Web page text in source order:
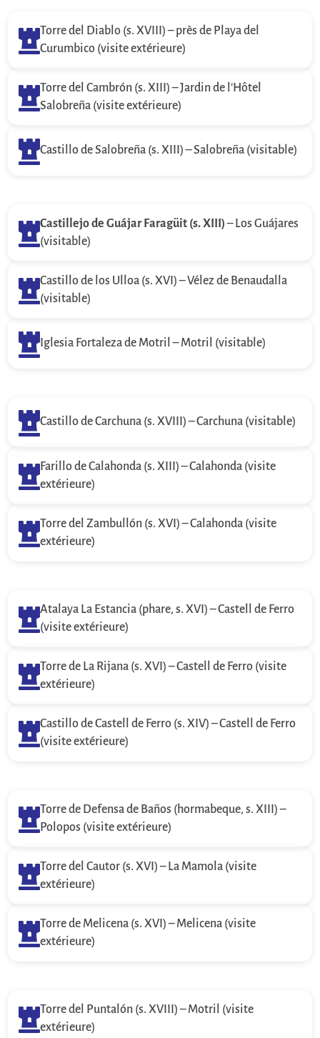
Torre del Diablo (s. XVIII) – près de Playa del
Curumbico (visite extérieure)
Torre del Cambrón (s. XIII) – Jardin de l'Hôtel
Salobreña (visite extérieure)
Castillo de Salobreña (s. XIII) – Salobreña (visitable)
Castillejo de Guájar Faragüit (s. XIII)– Los Guájares
(visitable)
Castillo de los Ulloa (s. XVI) – Vélez de Benaudalla
(visitable)
 Iglesia Fortaleza de Motril – Motril (visitable)
Castillo de Carchuna (s. XVIII) – Carchuna (visitable)
Farillo de Calahonda (s. XIII) – Calahonda (visite
extérieure)
Torre del Zambullón (s. XVI) – Calahonda (visite
extérieure)
Atalaya La Estancia (phare, s. XVI) – Castell de Ferro
(visite extérieure)
Torre de La Rijana (s. XVI) – Castell de Ferro (visite
extérieure)
Castillo de Castell de Ferro (s. XIV) – Castell de Ferro
(visite extérieure)
Torre de Defensa de Baños (hormabeque, s. XIII) –
Polopos (visite extérieure)
Torre del Cautor (s. XVI) – La Mamola (visite
extérieure)
Torre de Melicena (s. XVI) – Melicena (visite
extérieure)
Torre del Puntalón (s. XVIII) – Motril (visite
extérieure)